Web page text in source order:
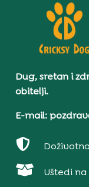
Dug, sretan i
obitelji.
E-mail:

 Uštedi